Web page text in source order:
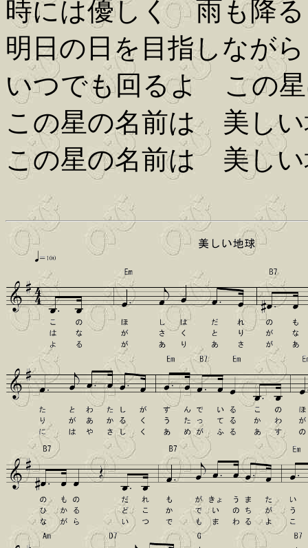
時には優しく 雨も降る
明日の日を目指しながら
いつでも回るよ この
この星の名前は 美しい
この星の名前は 美しい